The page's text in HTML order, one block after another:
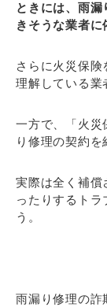
ときには、雨
きそうな業者に
さらに火災保
理解している業
一方で、「火災
り修理の契約を
実際は全く補償
ったりするトラ
う。
雨漏り修理の詐